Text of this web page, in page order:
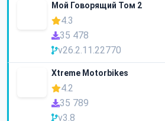
Мой Говорящий Том 2
4.3
35 478
v26.2.11.22770
Xtreme Motorbikes
4.2
35 789
v3.8